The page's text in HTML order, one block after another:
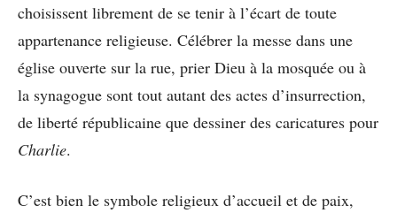
choisissent librement de se tenir à l’écart de toute
appartenance religieuse. Célébrer la messe dans une
église ouverte sur la rue, prier Dieu à la mosquée ou à
la synagogue sont tout autant des actes d’insurrection,
de liberté républicaine que dessiner des caricatures pour
Charlie.
C’est bien le symbole religieux d’accueil et de paix,